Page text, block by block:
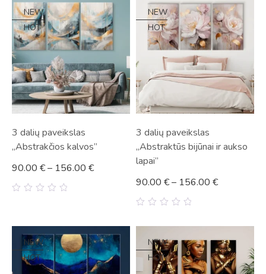
5 NEW
HOT
3 dalių paveikslas
„Abstrakčios kalvos”
5
90.00 €– 156.00 €
NEW
HOT
3 dalių paveikslas
„Abstraktūs bijūnai ir aukso
lapai”
90.00 €– 156.00 €
NEW
HOT
NEW
HOT